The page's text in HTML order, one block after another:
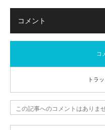
コメント
コ
トラ
この記事へのコメントはありませ